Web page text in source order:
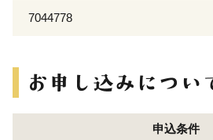
7044778
申込条件